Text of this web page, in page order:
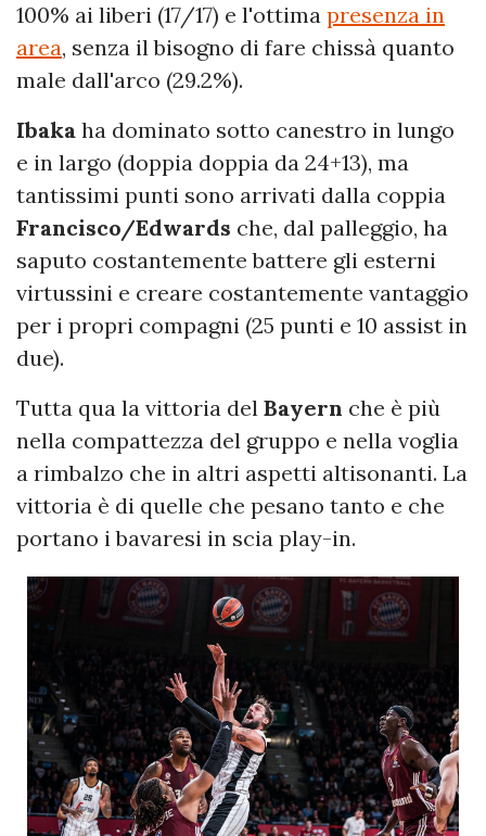
100% ai liberi (17/17) e l'ottima presenza in
area, senza il bisogno di fare chissà quanto
male dall'arco (29.2%).
Ibaka ha dominato sotto canestro in lungo
e in largo (doppia doppia da 24+13), ma
tantissimi punti sono arrivati dalla coppia
Francisco/Edwards che, dal palleggio, ha
saputo costantemente battere gli esterni
virtussini e creare costantemente vantaggio
per i propri compagni (25 punti e 10 assist in
due).
Tutta qua la vittoria del Bayern che è più
nella compattezza del gruppo e nella voglia
a rimbalzo che in altri aspetti altisonanti. La
vittoria è di quelle che pesano tanto e che
portano i bavaresi in scia play-in.